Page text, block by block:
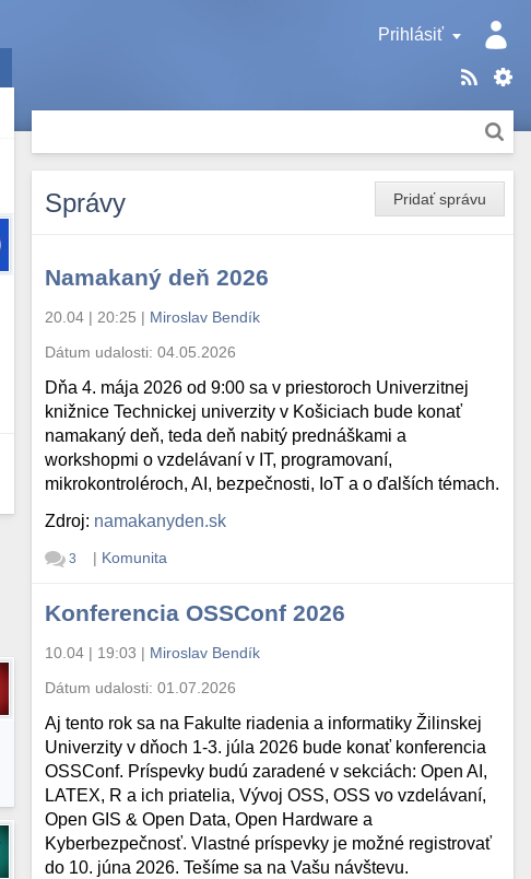
Prihlásiť
Pridať správu
Správy
Namakaný deň 2026
20.04 | 20:25 | Miroslav Bendík
Dátum udalosti:04.05.2026
Dňa 4. mája 2026 od 9:00 sa v priestoroch Univerzitnej
knižnice Technickej univerzity v Košiciach bude konať
namakaný deň, teda deň nabitý prednáškami a
workshopmi o vzdelávaní v IT, programovaní,
mikrokontroléroch, AI, bezpečnosti, IoT a o ďalších témach.
Zdroj: namakanyden.sk
3 | Komunita
Konferencia OSSConf 2026
10.04 | 19:03 | Miroslav Bendík
Dátum udalosti:01.07.2026
Aj tento rok sa na Fakulte riadenia a informatiky Žilinskej
Univerzity v dňoch 1-3. júla 2026 bude konať konferencia
OSSConf. Príspevky budú zaradené v sekciách: Open AI,
LATEX, R a ich priatelia, Vývoj OSS, OSS vo vzdelávaní,
Open GIS & Open Data, Open Hardware a
Kyberbezpečnosť. Vlastné príspevky je možné registrovať
do 10. júna 2026. Tešíme sa na Vašu návštevu.